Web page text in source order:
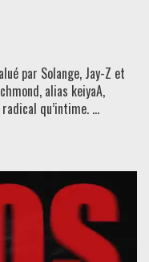
par Solange, Jay-Z et
alias keiyaA,
qu’intime. ...